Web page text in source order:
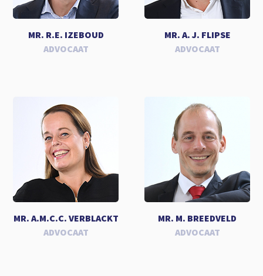
MR. R.E. IZEBOUD
ADVOCAAT
MR. A. J. FLIPSE
ADVOCAAT
MR. A.M.C.C. VERBLACKT
ADVOCAAT
MR. M. BREEDVELD
ADVOCAAT